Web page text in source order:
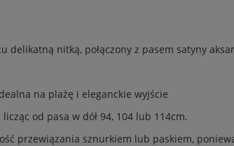
delikatną nitką, połączony z pasem satyny
na plażę i eleganckie wyjście
od pasa w dół 94, 104 lub 114cm.
przewiązania sznurkiem lub paskiem,